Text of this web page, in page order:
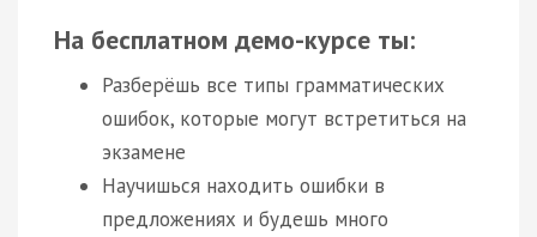
На бесплатном демо-курсе ты:
Разберёшь все типы грамматических
ошибок, которые могут встретиться на
экзамене
Научишься находить ошибки в
предложениях и будешь много